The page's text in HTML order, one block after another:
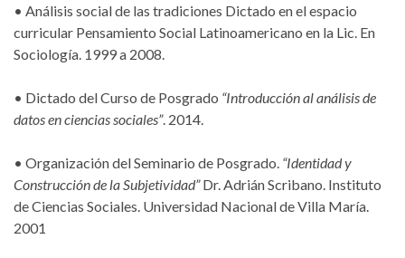
• Análisis social de las tradiciones Dictado en el espacio
curricular Pensamiento Social Latinoamericano en la Lic. En
Sociología. 1999 a 2008.
• Dictado del Curso de Posgrado “Introducción al análisis de
datos en ciencias sociales”. 2014.
• Organización del Seminario de Posgrado. “Identidad y
Construcción de la Subjetividad”Dr. Adrián Scribano. Instituto
de Ciencias Sociales. Universidad Nacional de Villa María.
2001